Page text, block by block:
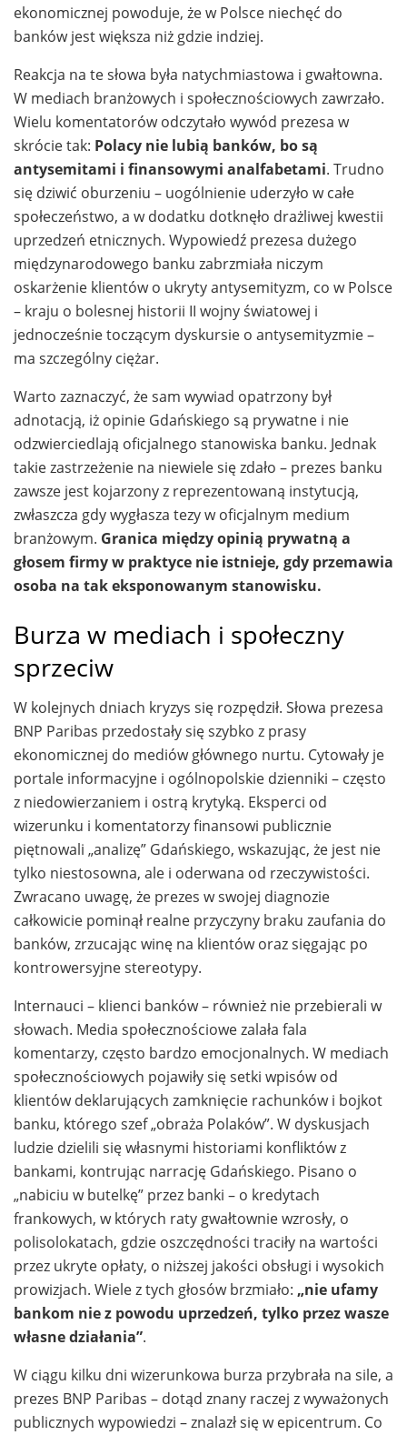
ekonomicznej powoduje, że w Polsce niechęć do
banków jest większa niż gdzie indziej.
Reakcja na te słowa była natychmiastowa i gwałtowna.
W mediach branżowych i społecznościowych zawrzało.
Wielu komentatorów odczytało wywód prezesa w
skrócie tak: Polacy nie lubią banków, bo są
antysemitami i finansowymi analfabetami. Trudno
się dziwić oburzeniu – uogólnienie uderzyło w całe
społeczeństwo, a w dodatku dotknęło drażliwej kwestii
uprzedzeń etnicznych. Wypowiedź prezesa dużego
międzynarodowego banku zabrzmiała niczym
oskarżenie klientów o ukryty antysemityzm, co w Polsce
– kraju o bolesnej historii II wojny światowej i
jednocześnie toczącym dyskursie o antysemityzmie –
ma szczególny ciężar.
Warto zaznaczyć, że sam wywiad opatrzony był
adnotacją, iż opinie Gdańskiego są prywatne i nie
odzwierciedlają oficjalnego stanowiska banku. Jednak
takie zastrzeżenie na niewiele się zdało – prezes banku
zawsze jest kojarzony z reprezentowaną instytucją,
zwłaszcza gdy wygłasza tezy w oficjalnym medium
branżowym. Granica między opinią prywatną a
głosem firmy w praktyce nie istnieje, gdy przemawia
osoba na tak eksponowanym stanowisku.
Burza w mediach i społeczny
sprzeciw
W kolejnych dniach kryzys się rozpędził. Słowa prezesa
BNP Paribas przedostały się szybko z prasy
ekonomicznej do mediów głównego nurtu. Cytowały je
portale informacyjne i ogólnopolskie dzienniki – często
z niedowierzaniem i ostrą krytyką. Eksperci od
wizerunku i komentatorzy finansowi publicznie
piętnowali „analizę” Gdańskiego, wskazując, że jest nie
tylko niestosowna, ale i oderwana od rzeczywistości.
Zwracano uwagę, że prezes w swojej diagnozie
całkowicie pominął realne przyczyny braku zaufania do
banków, zrzucając winę na klientów oraz sięgając po
kontrowersyjne stereotypy.
Internauci – klienci banków – również nie przebierali w
słowach. Media społecznościowe zalała fala
komentarzy, często bardzo emocjonalnych. W mediach
społecznościowych pojawiły się setki wpisów od
klientów deklarujących zamknięcie rachunków i bojkot
banku, którego szef „obraża Polaków”. W dyskusjach
ludzie dzielili się własnymi historiami konfliktów z
bankami, kontrując narrację Gdańskiego. Pisano o
„nabiciu w butelkę” przez banki – o kredytach
frankowych, w których raty gwałtownie wzrosły, o
polisolokatach, gdzie oszczędności traciły na wartości
przez ukryte opłaty, o niższej jakości obsługi i wysokich
prowizjach. Wiele z tych głosów brzmiało: „nie ufamy
bankom nie z powodu uprzedzeń, tylko przez wasze
własne działania”.
W ciągu kilku dni wizerunkowa burza przybrała na sile, a
prezes BNP Paribas – dotąd znany raczej z wyważonych
publicznych wypowiedzi – znalazł się w epicentrum. Co